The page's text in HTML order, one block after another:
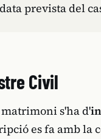
prevista del
Civil
s'ha d'
es fa amb la